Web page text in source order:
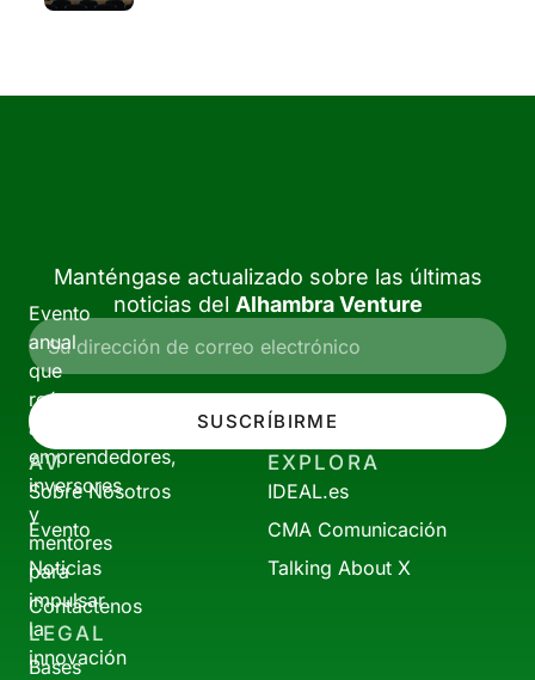
Evento
anual
que
reúne
a
emprendedores,
inversores
y
mentores
para
impulsar
la
innovación
Manténgase actualizado sobre las últimas
noticias del Alhambra Venture
SUSCRÍBIRME
AV
Sobre Nosotros
Evento
Noticias
Contáctenos
EXPLORA
IDEAL.es
CMA Comunicación
Talking About X
LEGAL
Bases